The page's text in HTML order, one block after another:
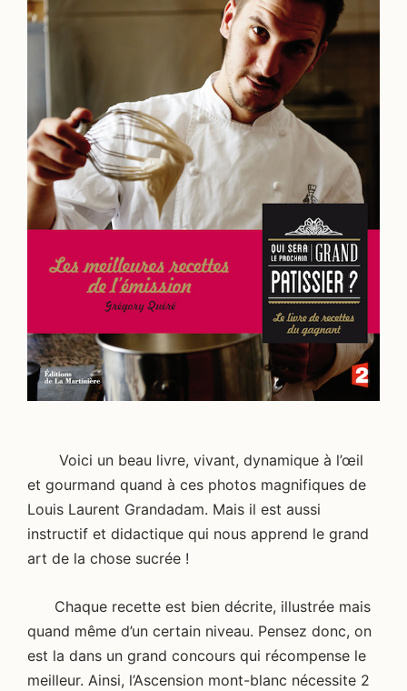
Voici un beau livre, vivant, dynamique à l’œil
et gourmand quand à ces photos magnifiques de
Louis Laurent Grandadam. Mais il est aussi
instructif et didactique qui nous apprend le grand
art de la chose sucrée !
Chaque recette est bien décrite, illustrée mais
quand même d’un certain niveau. Pensez donc, on
est la dans un grand concours qui récompense le
meilleur. Ainsi, l’Ascension mont-blanc nécessite 2